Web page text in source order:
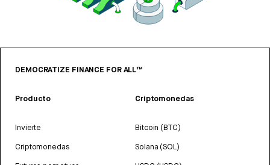
DEMOCRATIZE FINANCE FOR ALL™
Producto
Invierte
Criptomonedas
Criptomonedas
Bitcoin (BTC)
Solana (SOL)